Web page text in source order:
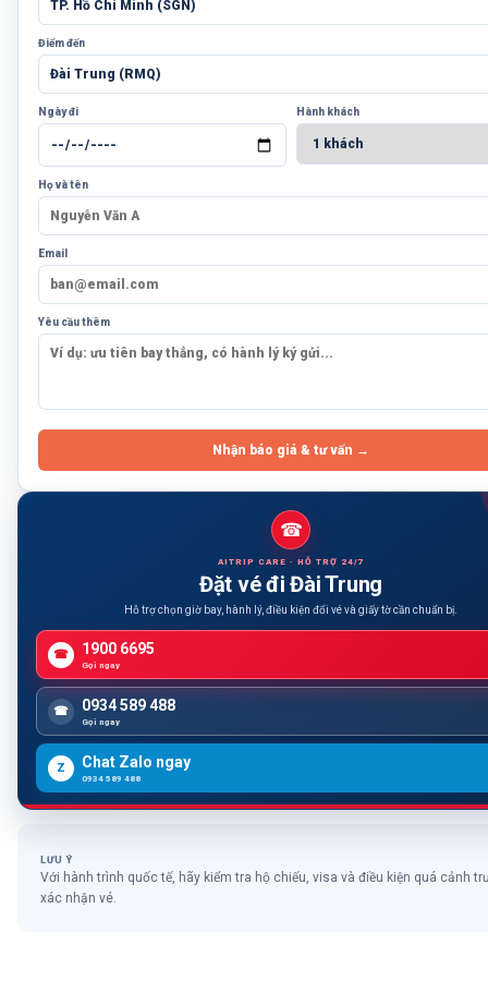
Điểm đến
Ngày đi Hành khách
Họ và tên
Email
Yêu cầu thêm
Nhận báo giá & tư vấn →
☎
AITRIP CARE · HỖ TRỢ 24/7
Đặt vé đi Đài Trung
Hỗ trợ chọn giờ bay, hành lý, điều kiện đổi vé và giấy tờ cần chuẩn bị.
☎ 1900 6695
Gọi ngay
☎ 0934 589 488
Gọi ngay
Z Chat Zalo ngay
0934 589 488
LƯU Ý
Với hành trình quốc tế, hãy kiểm tra hộ chiếu, visa và điều kiện quá cảnh
xác nhận vé.